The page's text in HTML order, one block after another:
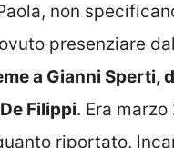
non
presenziare
a Gianni Sperti,
Filippi. Era
riportato,